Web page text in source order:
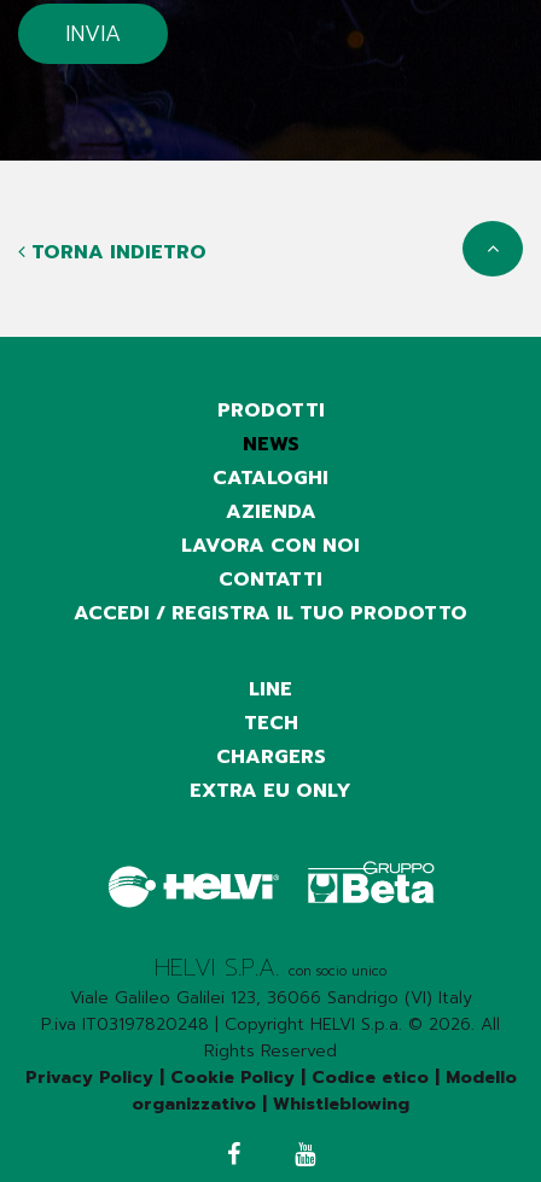
TORNA INDIETRO
PRODOTTI
NEWS
CATALOGHI
AZIENDA
LAVORA CON NOI
CONTATTI
ACCEDI / REGISTRA IL TUO PRODOTTO
LINE
TECH
CHARGERS
EXTRA EU ONLY
HELVI S.P.A. con socio unico
Viale Galileo Galilei 123, 36066 Sandrigo (VI) Italy
P.iva IT03197820248 | Copyright HELVI S.p.a. © 2026. All
Rights Reserved
Privacy Policy| Cookie Policy| Codice etico| Modello
organizzativo | Whistleblowing